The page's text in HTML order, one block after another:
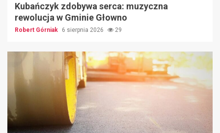
Kubańczyk zdobywa serca: muzyczna
rewolucja w Gminie Głowno
Robert Górniak 6 sierpnia 2026 29